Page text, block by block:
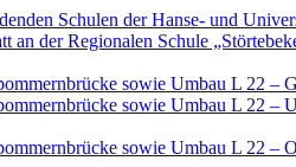
Schulen der Hanse- und
der Regionalen Schule
sowie Umbau L 22 –
sowie Umbau L 22 –
sowie Umbau L 22 –